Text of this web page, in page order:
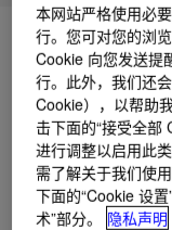
本网站严格使用必
行。您可对您的浏
Cookie 向您发送提
行。此外，我们还
Cookie），以帮助
击下面的“接受全部
进行调整以启用此
需了解关于我们使
下面的“Cookie 设
术”部分。
隐私声明